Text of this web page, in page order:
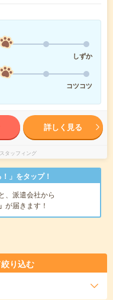
しずか
コツコツ
詳しく見る
タッフィング
」をタップ！
、派遣会社から
が届きます！
り込む